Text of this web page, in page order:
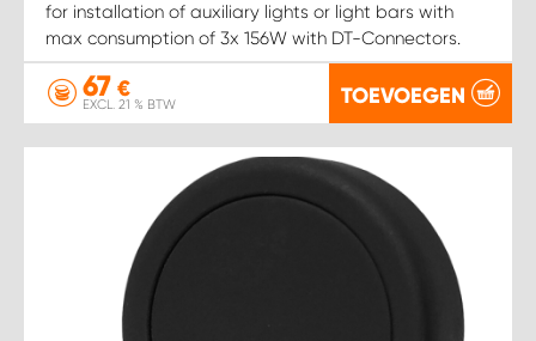
for installation of auxiliary lights or light bars with
max consumption of 3x 156W with DT-Connectors.
67 €
EXCL. 21 % BTW TOEVOEGEN
WORK SYSTEM ZIERIKZEE
WORK SYSTEM ZWARTEBROEK